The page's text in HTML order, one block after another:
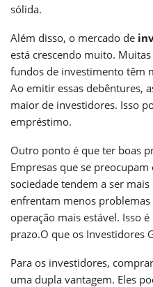
sólida.
Além disso, o mercado de
está crescendo muito.
fundos de investimento têm
Ao emitir essas debêntures,
maior de investidores. Isso
empréstimo.
Outro ponto é que ter boas
Empresas que se
sociedade tendem a ser
enfrentam menos
operação mais estável. Isso
prazo.O que os Investidores
Para os investidores, comprar
uma dupla vantagem. Eles